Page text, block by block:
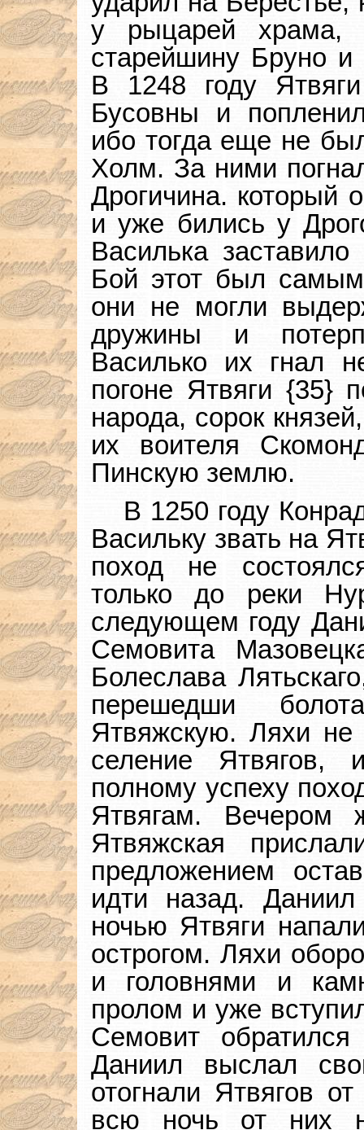
у рыцарей храма,
старейшину Бруно
В 1248 году
Бусовны и
ибо тогда еще не
Холм. За ними
Дрогичина. который
и уже бились у
Василька
Бой этот был
они не могли
дружины и
Василько их гнал
погоне Ятвяги {35}
народа, сорок
их воителя
Пинскую землю.
В 1250 году
Васильку звать на
поход не
только до реки
следующем году
Семовита
Болеслава
перешедши
Ятвяжскую. Ляхи не
селение
полному успеху
Ятвягам.
Ятвяжская
предложением
идти назад.
ночью Ятвяги
острогом. Ляхи
и головнями и
пролом и уже
Семовит
Даниил выслал
отогнали Ятвягов
всю ночь от них